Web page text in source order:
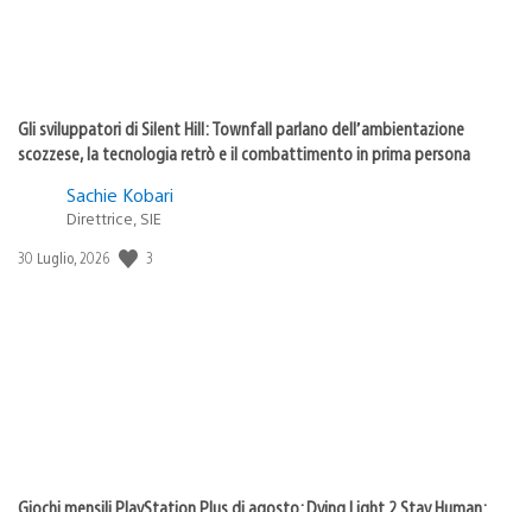
Gli sviluppatori di Silent Hill: Townfall parlano dell’ambientazione
scozzese, la tecnologia retrò e il combattimento in prima persona
Sachie Kobari
Direttrice, SIE
Data
30 Luglio, 2026 3
Giochi mensili PlayStation Plus di agosto: Dying Light 2 Stay Human: